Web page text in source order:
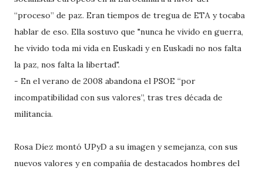
“proceso” de paz. Eran tiempos de tregua de ETA y tocaba
hablar de eso. Ella sostuvo que "nunca he vivido en guerra,
he vivido toda mi vida en Euskadi y en Euskadi no nos falta
la paz, nos falta la libertad".
- En el verano de 2008 abandona el PSOE “por
incompatibilidad con sus valores”, tras tres década de
militancia.
Rosa Díez montó UPyD a su imagen y semejanza, con sus
nuevos valores y en compañía de destacados hombres del